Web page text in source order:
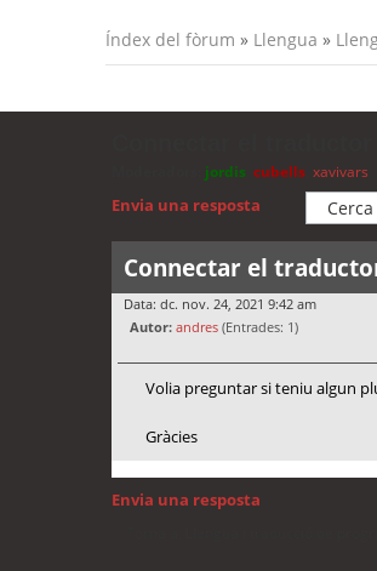
Índex del fòrum » Llengua »
jordis cubells xavivars
Envia una resposta
Connectar el
Data: dc. nov. 24, 2021 9:42 am
Autor: andres (Entrades: 1)
Volia preguntar si teniu algun
Gràcies
Envia una resposta